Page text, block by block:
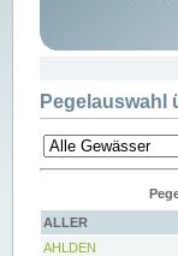
Pegelauswahl
ALLER
AHLDEN